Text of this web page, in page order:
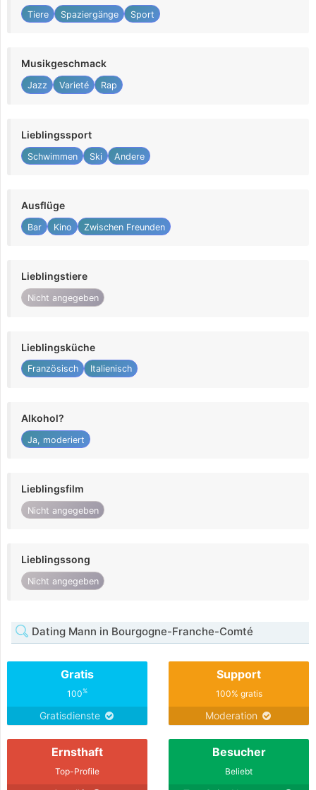
Tiere Spaziergänge Sport
Musikgeschmack
Jazz Varieté Rap
Lieblingssport
Schwimmen Ski Andere
Ausflüge
Bar Kino Zwischen Freunden
Lieblingstiere
Nicht angegeben
Lieblingsküche
Französisch Italienisch
Alkohol?
Ja, moderiert
Lieblingsfilm
Nicht angegeben
Lieblingssong
Nicht angegeben
Dating Mann in Bourgogne-Franche-Comté
Gratis
100%
Gratisdienste
Support
100% gratis
Moderation
Ernsthaft
Top-Profile
Besucher
Beliebt